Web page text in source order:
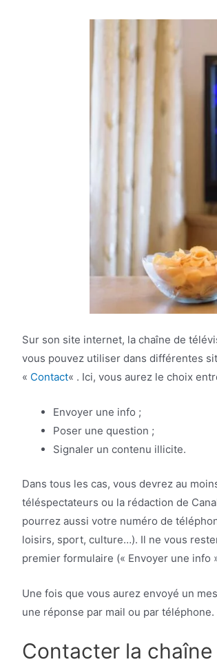
Sur son site internet, la chaîne de
vous pouvez utiliser dans différentes
« Contact« . Ici, vous aurez le choix
Envoyer une info ;
Poser une question ;
Signaler un contenu illicite.
Dans tous les cas, vous devrez au
téléspectateurs ou la rédaction de
pourrez aussi votre numéro de
loisirs, sport, culture…). Il ne vous
premier formulaire (« Envoyer une info
Une fois que vous aurez envoyé un
une réponse par mail ou par téléphone.
Contacter la